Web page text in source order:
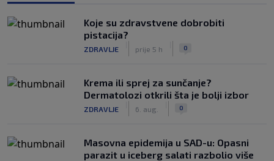
Koje su zdravstvene dobrobiti
pistacija?
ZDRAVLJE prije 5 h 0
Krema ili sprej za sunčanje?
Dermatolozi otkrili šta je bolji izbor
ZDRAVLJE 6. aug. 0
Masovna epidemija u SAD-u: Opasni
parazit u iceberg salati razbolio više